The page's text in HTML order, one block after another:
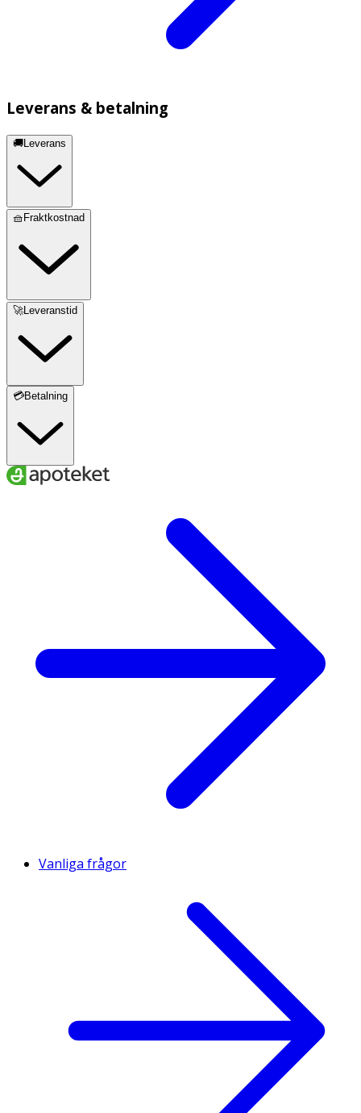
Leverans & betalning
🚚Leverans
🧺Fraktkostnad
🚀Leveranstid
💳Betalning
Vanliga frågor